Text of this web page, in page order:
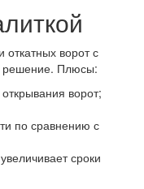
ворот с
решение. Плюсы:
ворот;
по сравнению с
сроки